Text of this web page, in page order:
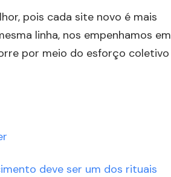
pois cada site novo é mais
linha, nos empenhamos em
por meio do esforço coletivo
deve ser um dos rituais